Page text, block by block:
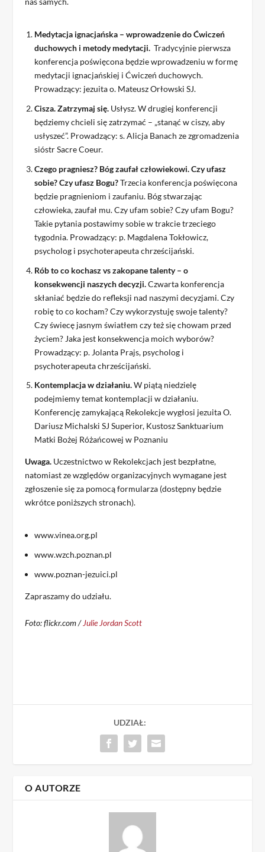
Medytacja ignacjańska – wprowadzenie do Ćwiczeń
duchowych i metody medytacji. Tradycyjnie pierwsza
konferencja poświęcona będzie wprowadzeniu w formę
medytacji ignacjańskiej i Ćwiczeń duchowych.
Prowadzący: jezuita o. Mateusz Orłowski SJ.
Cisza. Zatrzymaj się. Usłysz. W drugiej konferencji
będziemy chcieli się zatrzymać – „stanąć w ciszy, aby
usłyszeć”. Prowadzący: s. Alicja Banach ze zgromadzenia
sióstr Sacre Coeur.
Czego pragniesz? Bóg zaufał człowiekowi. Czy ufasz
sobie? Czy ufasz Bogu?Trzecia konferencja poświęcona
będzie pragnieniom i zaufaniu. Bóg stwarzając
człowieka, zaufał mu. Czy ufam sobie? Czy ufam Bogu?
Takie pytania postawimy sobie w trakcie trzeciego
tygodnia. Prowadzący: p. Magdalena Tokłowicz,
psycholog i psychoterapeuta chrześcijański.
Rób to co kochasz vs zakopane talenty – o
konsekwencji naszych decyzji.Czwarta konferencja
skłaniać będzie do refleksji nad naszymi decyzjami. Czy
robię to co kocham? Czy wykorzystuję swoje talenty?
Czy świecę jasnym światłem czy też się chowam przed
życiem? Jaka jest konsekwencja moich wyborów?
Prowadzący: p. Jolanta Prajs, psycholog i
psychoterapeuta chrześcijański.
Kontemplacja w działaniu.W piątą niedzielę
podejmiemy temat kontemplacji w działaniu.
Konferencję zamykającą Rekolekcje wygłosi jezuita O.
Dariusz Michalski SJ Superior, Kustosz Sanktuarium
Matki Bożej Różańcowej w Poznaniu
Uwaga. Uczestnictwo w Rekolekcjach jest bezpłatne,
natomiast ze względów organizacyjnych wymagane jest
zgłoszenie się za pomocą formularza (dostępny będzie
wkrótce poniższych stronach).
www.vinea.org.pl
www.wzch.poznan.pl
www.poznan-jezuici.pl
Zapraszamy do udziału.
Foto: flickr.com /Julie Jordan Scott
UDZIAŁ:
O AUTORZE